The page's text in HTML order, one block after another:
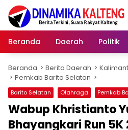
Langsung
konten
Beranda
Daerah Politik
Beranda Berita Daerah
Pemkab Barito Selatan
Barito Selatan Olahraga Pemkab
Wabup Khristianto
Bhayangkari Run 5K